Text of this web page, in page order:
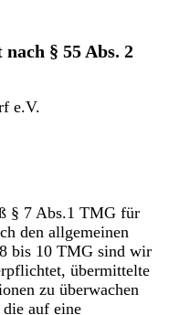
§ 55 Abs. 2
e.V.
§ 7 Abs.1 TMG für
den allgemeinen
bis 10 TMG sind wir
übermittelte
zu überwachen
auf eine